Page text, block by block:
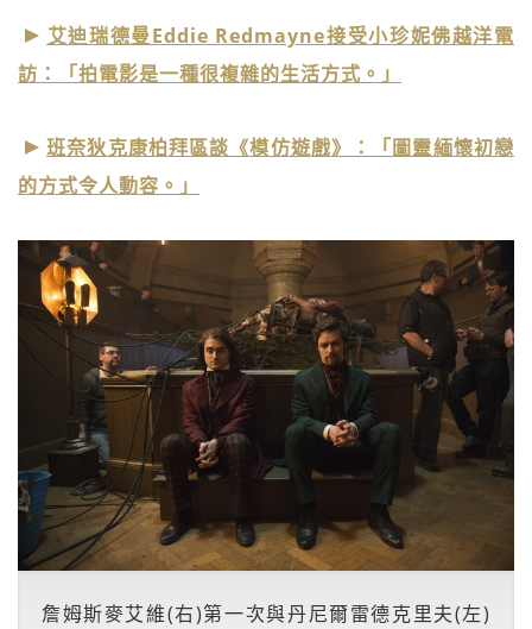
艾迪瑞德曼Eddie Redmayne接受小珍妮佛越洋電
訪：「拍電影是一種很複雜的生活方式。」
班奈狄克康柏拜區談《模仿遊戲》：「圖靈緬懷初戀
的方式令人動容。」
詹姆斯麥艾維(右)第一次與丹尼爾雷德克里夫(左)